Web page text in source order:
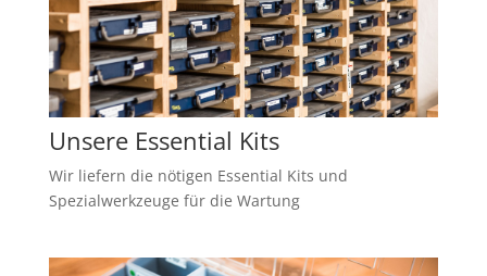
Unsere Essential Kits
Wir liefern die nötigen Essential Kits und
Spezialwerkzeuge für die Wartung